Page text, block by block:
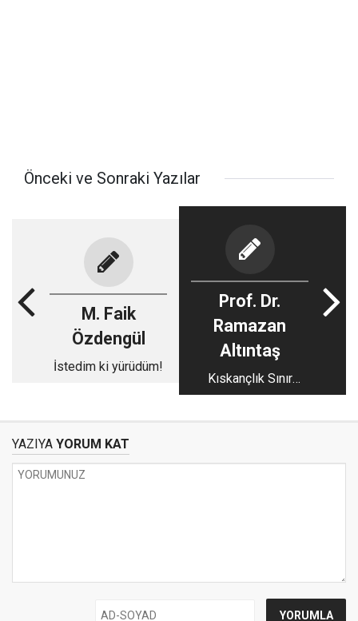
Önceki ve Sonraki Yazılar
M. Faik
Özdengül
İstedim ki yürüdüm!
Prof. Dr.
Ramazan
Altıntaş
Kıskançlık Sınır
Tanımaz
YAZIYA YORUM KAT